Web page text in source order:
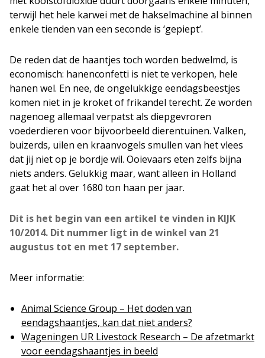
terwijl het hele karwei met de hakselmachine al binnen
enkele tienden van een seconde is ‘gepiept’.
De reden dat de haantjes toch worden bedwelmd, is
economisch: hanenconfetti is niet te verkopen, hele
hanen wel. En nee, de ongelukkige eendagsbeestjes
komen niet in je kroket of frikandel terecht. Ze worden
nagenoeg allemaal verpatst als diepgevroren
voederdieren voor bijvoorbeeld dierentuinen. Valken,
buizerds, uilen en kraanvogels smullen van het vlees
dat jij niet op je bordje wil. Ooievaars eten zelfs bijna
niets anders. Gelukkig maar, want alleen in Holland
gaat het al over 1680 ton haan per jaar.
Dit is het begin van een artikel te vinden in KIJK
10/2014. Dit nummer ligt in de winkel van 21
augustus tot en met 17 september.
Meer informatie:
Animal Science Group – Het doden van
eendagshaantjes, kan dat niet anders?
Wageningen UR Livestock Research – De afzetmarkt
voor eendagshaantjes in beeld